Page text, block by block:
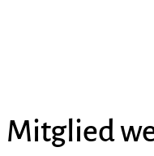
Mitglied